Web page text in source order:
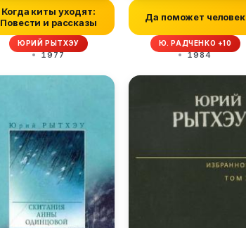
Когда киты уходят:
Повести и рассказы
ЮРИЙ РЫТХЭУ
1977
Да поможет человек
Ю. РАДЧЕНКО +10
1984